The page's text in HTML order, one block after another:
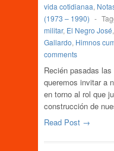
vida cotidianaa,
(1973 – 1990) -
militar, El Negro José,
Gallardo, Himnos
comments
Recién pasadas
queremos invitar a
en torno al rol que
construcción de
Read Post →